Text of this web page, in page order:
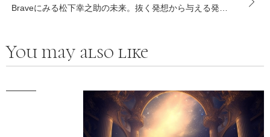
Braveにみる松下幸之助の未来。抜く発想から与える発想
You may also like